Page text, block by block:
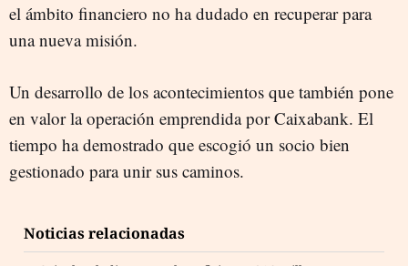
el ámbito financiero no ha dudado en recuperar para
una nueva misión.
Un desarrollo de los acontecimientos que también pone
en valor la operación emprendida por Caixabank. El
tiempo ha demostrado que escogió un socio bien
gestionado para unir sus caminos.
Noticias relacionadas